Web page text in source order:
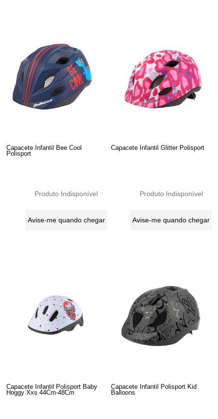
Capacete Infantil Bee Cool
Polisport
Produto Indisponível
Avise-me quando chegar
Capacete Infantil Glitter Polisport
Produto Indisponível
Avise-me quando chegar
Capacete Infantil Polisport Baby
Hoggy Xxs 44Cm-48Cm
Capacete Infantil Polisport Kid
Balloons